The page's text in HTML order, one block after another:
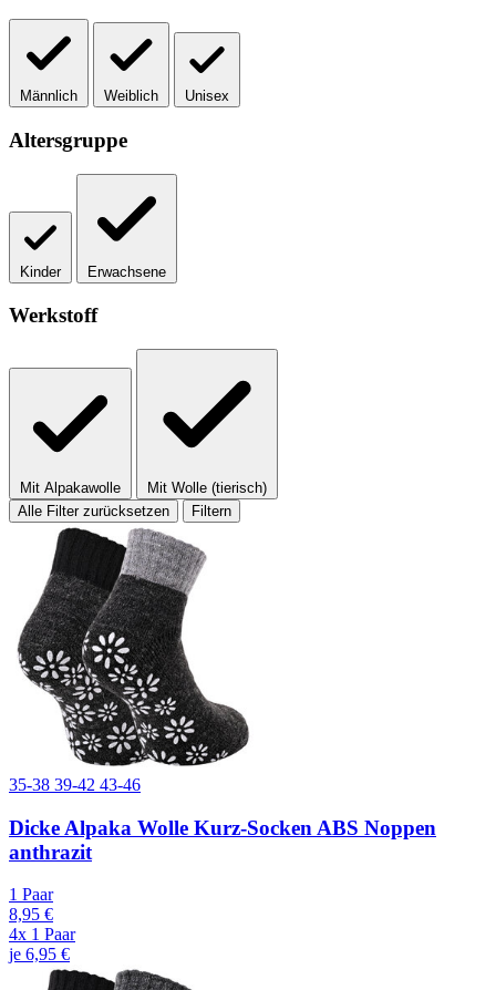
Männlich Weiblich Unisex
Altersgruppe
Kinder Erwachsene
Werkstoff
Mit Alpakawolle
Mit Wolle (tierisch)
Alle Filter zurücksetzen
Filtern
35-38 39-42 43-46
Dicke Alpaka Wolle Kurz-Socken ABS Noppen
anthrazit
1 Paar
8,95 €
4x 1 Paar
je 6,95 €